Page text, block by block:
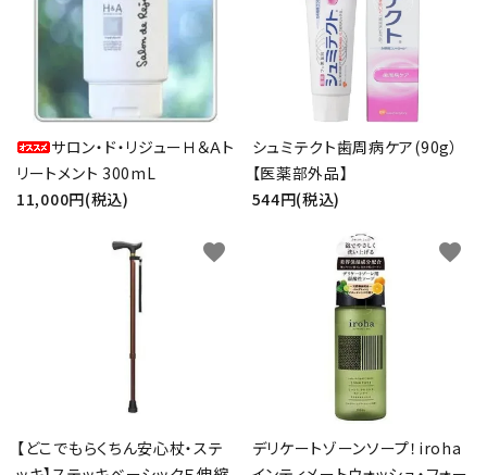
サロン・ド・リジューＨ＆Ａト
リートメント 300mL
11,000円(税込)
シュミテクト歯周病ケア(90g）
【医薬部外品】
544円(税込)
【どこでもらくちん安心杖・ステ
favorite
デリケートゾーンソープ！iroha
favorite